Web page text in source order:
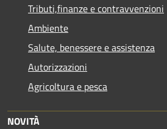
Tributi,finanze e contravvenzioni
Ambiente
Salute, benessere e assistenza
Autorizzazioni
Agricoltura e pesca
NOVITÀ